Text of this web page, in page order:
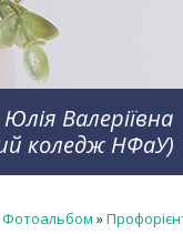
Юлія Валеріївна
коледж НФаУ)
Фотоальбом »